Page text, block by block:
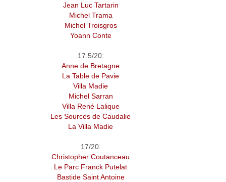
Jean Luc Tartarin
Michel Trama
Michel Troisgros
Yoann Conte
17.5/20:
Anne de Bretagne
La Table de Pavie
Villa Madie
Michel Sarran
Villa René Lalique
Les Sources de Caudalie
La Villa Madie
17/20:
Christopher Coutanceau
Le Parc Franck Putelat
Bastide Saint Antoine